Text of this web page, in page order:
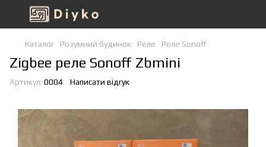
Каталог Розумний будинок Реле Реле Sonoff
Zigbee реле Sonoff Zbmini
Артикул: 0004 Написати відгук